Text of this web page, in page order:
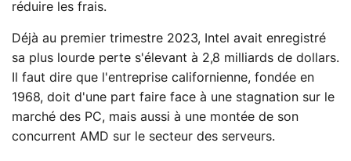
réduire les frais.
Déjà au premier trimestre 2023, Intel avait enregistré
sa plus lourde perte s'élevant à 2,8 milliards de dollars.
Il faut dire que l'entreprise californienne, fondée en
1968, doit d'une part faire face à une stagnation sur le
marché des PC, mais aussi à une montée de son
concurrent AMD sur le secteur des serveurs.